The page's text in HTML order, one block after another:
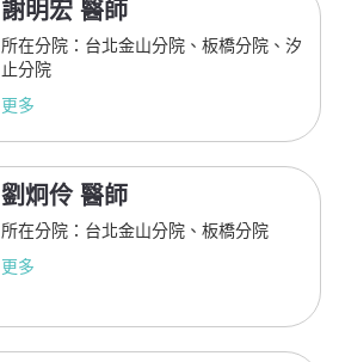
謝明宏 醫師
所在分院：台北金山分院、板橋分院、汐
止分院
更多
劉炯伶 醫師
所在分院：台北金山分院、板橋分院
更多